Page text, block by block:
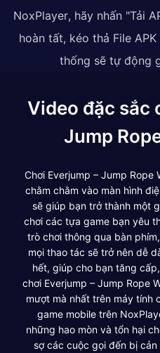
NoxPlayer, hãy nhấn "Tải
hoàn tất, kéo thả File
thống sẽ tự động
Video đặc sắc
Jump
Chơi Everjump – Jump Rope
chằm chằm vào màn hình
sẽ giúp bạn trở thành một
chơi các tựa game bạn yêu
trò chơi thông qua bàn
mọi thao tác sẽ trở nên dễ
hết, giúp cho bạn tăng
chơi Everjump – Jump Rope
mượt mà nhất trên máy tính
game mobile trên
những hao mòn và tổn hại
sợ các cuộc gọi đến bị